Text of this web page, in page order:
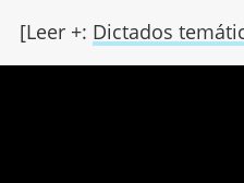
[Leer +: Dictados